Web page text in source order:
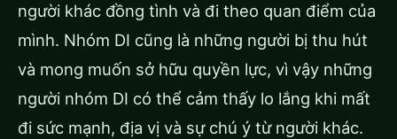
người khác đồng tình và đi theo quan điểm của
mình. Nhóm DI cũng là những người bị thu hút
và mong muốn sở hữu quyền lực, vì vậy những
người nhóm DI có thể cảm thấy lo lắng khi mất
đi sức mạnh, địa vị và sự chú ý từ người khác.